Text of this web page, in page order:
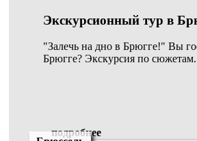
Экскурсионный тур в
"Залечь на дно в Брюгге!" Вы
Брюгге? Экскурсия по
подробнее